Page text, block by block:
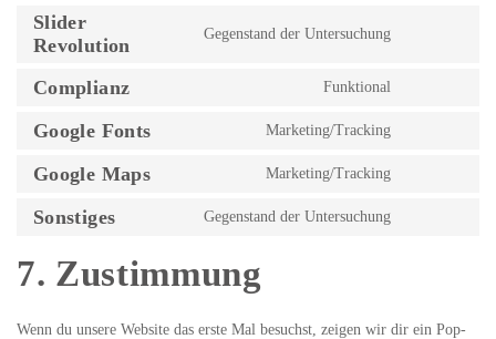
Slider
Revolution
Gegenstand der Untersuchung
Complianz Funktional
Google Fonts Marketing/Tracking
Google Maps Marketing/Tracking
Sonstiges Gegenstand der Untersuchung
7. Zustimmung
Wenn du unsere Website das erste Mal besuchst, zeigen wir dir ein Pop-